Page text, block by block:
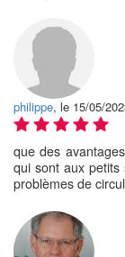
philippe, le 15/05/
que des
qui sont aux
problèmes de